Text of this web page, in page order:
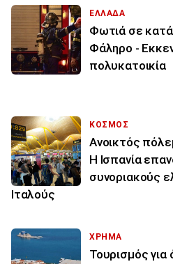
ΕΛΛΑΔΑ
Φωτιά σε
Φάληρο -
πολυκατοικία
ΚΟΣΜΟΣ
Ανοικτός
Η Ισπανία
συνοριακούς
Ιταλούς
ΧΡΗΜΑ
Τουρισμός